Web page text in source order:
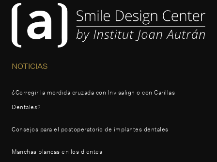
NOTICIAS
¿Corregir la mordida cruzada con Invisalign o con Carillas
Dentales?
Consejos para el postoperatorio de implantes dentales
Manchas blancas en los dientes